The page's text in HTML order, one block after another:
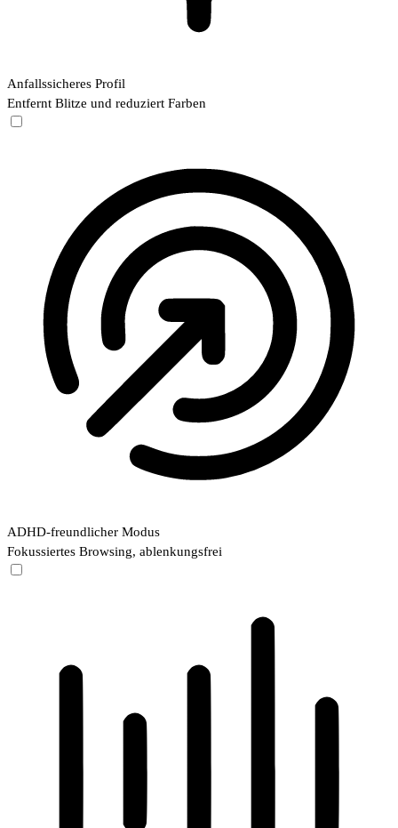
Anfallssicheres Profil
Entfernt Blitze und reduziert Farben
ADHD-freundlicher Modus
Fokussiertes Browsing, ablenkungsfrei